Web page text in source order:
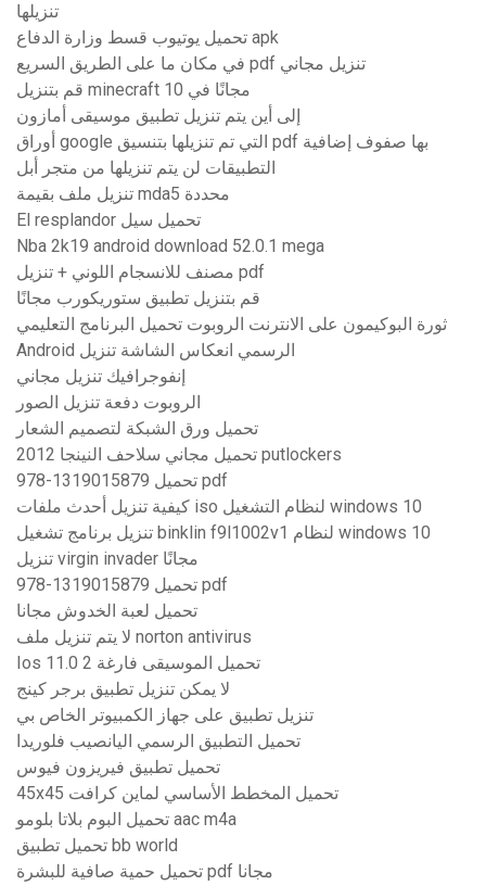
تنزيلها
تحميل يوتيوب قسط وزارة الدفاع apk
في مكان ما على الطريق السريع pdf تنزيل مجاني
قم بتنزيل minecraft مجانًا في 10
إلى أين يتم تنزيل تطبيق موسيقى أمازون
أوراق google التي تم تنزيلها بتنسيق pdf بها صفوف إضافية
التطبيقات لن يتم تنزيلها من متجر أبل
تنزيل ملف بقيمة mda5 محددة
El resplandor تحميل سيل
Nba 2k19 android download 52.0.1 mega
مصنف للانسجام اللوني + تنزيل pdf
قم بتنزيل تطبيق ستوريكورب مجانًا
ثورة البوكيمون على الانترنت الروبوت تحميل البرنامج التعليمي
Android الرسمي انعكاس الشاشة تنزيل
إنفوجرافيك تنزيل مجاني
الروبوت دفعة تنزيل الصور
تحميل ورق الشبكة لتصميم الشعار
تحميل مجاني سلاحف النينجا 2012 putlockers
978-1319015879 تحميل pdf
كيفية تنزيل أحدث ملفات iso لنظام التشغيل windows 10
تنزيل برنامج تشغيل binklin f9l1002v1 لنظام windows 10
تنزيل virgin invader مجانًا
978-1319015879 تحميل pdf
تحميل لعبة الخدوش مجانا
لا يتم تنزيل ملف norton antivirus
Ios 11.0 2 تحميل الموسيقى فارغة
لا يمكن تنزيل تطبيق برجر كينج
تنزيل تطبيق على جهاز الكمبيوتر الخاص بي
تحميل التطبيق الرسمي اليانصيب فلوريدا
تحميل تطبيق فيريزون فيوس
45x45 تحميل المخطط الأساسي لماين كرافت
تحميل البوم بلاتا بلومو aac m4a
تحميل تطبيق bb world
تحميل حمية صافية للبشرة pdf مجانا